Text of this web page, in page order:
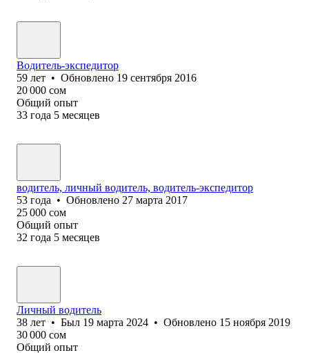
Водитель-экспедитор
59 лет • Обновлено 19 сентября 2016
20 000 сом
Общий опыт
33 года 5 месяцев
водитель, личный водитель, водитель-экспедитор
53 года • Обновлено 27 марта 2017
25 000 сом
Общий опыт
32 года 5 месяцев
Личный водитель
38 лет • Был 19 марта 2024 • Обновлено 15 ноября 2019
30 000 сом
Общий опыт